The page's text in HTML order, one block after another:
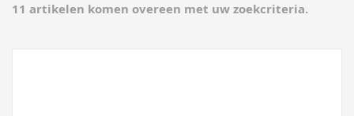
11 artikelen komen overeen met uw zoekcriteria.